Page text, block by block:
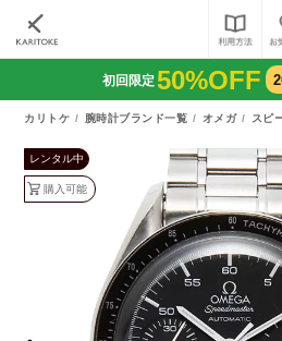
初回限定50%OFF
カリトケ 腕時計ブランド一覧 オメガ スピ
レンタル中
購入可能